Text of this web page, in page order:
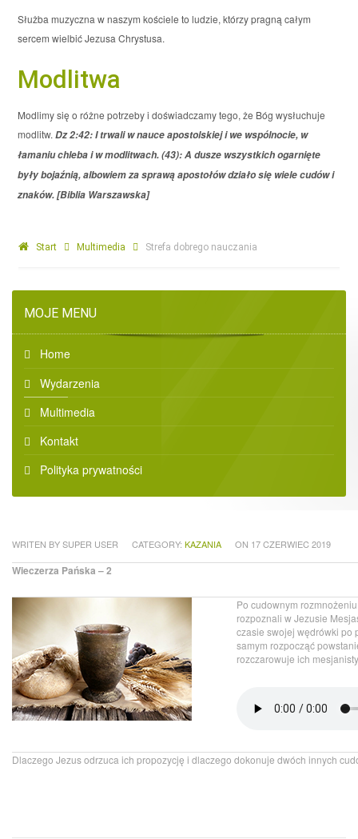
Służba muzyczna w naszym kościele to ludzie, którzy pragną całym
sercem wielbić Jezusa Chrystusa.
Modlitwa
Modlimy się o różne potrzeby i doświadczamy tego, że Bóg wysłuchuje
modlitw. Dz 2:42: I trwali w nauce apostolskiej i we wspólnocie, w
łamaniu chleba i w modlitwach. (43): A dusze wszystkich ogarnięte
były bojaźnią, albowiem za sprawą apostołów działo się wiele cudów i
znaków. [Biblia Warszawska]
Start Multimedia Strefa dobrego nauczania
MOJE MENU
Home
Wydarzenia
Multimedia
Kontakt
Polityka prywatności
WRITEN BY SUPER USER CATEGORY: KAZANIA ON 17 CZERWIEC 2019
Wieczerza Pańska – 2
Po cudownym
rozpoznali w Jezusie
czasie swojej wędrówki po
samym rozpocząć
rozczarowuje ich
Dlaczego Jezus odrzuca ich propozycję i dlaczego dokonuje dwóch innych